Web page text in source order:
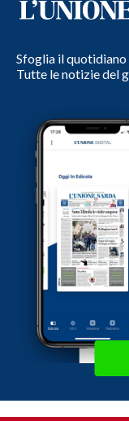
Sfoglia il quotidiano
Tutte le notizie del